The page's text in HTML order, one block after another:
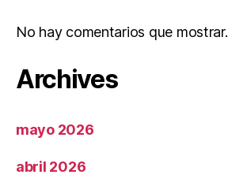
No hay comentarios que mostrar.
Archives
mayo 2026
abril 2026